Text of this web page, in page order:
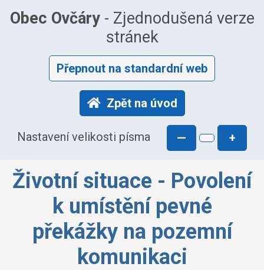
Obec Ovčáry- Zjednodušená verze
stránek
Přepnout na standardní web
Zpět na úvod
Nastavení velikosti písma — +
Životní situace - Povolení
k umístění pevné
překážky na pozemní
komunikaci